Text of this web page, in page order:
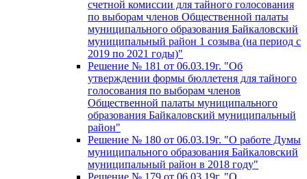
счетной комиссии для тайного голосования
по выборам членов Общественной палаты
муниципального образования Байкаловский
муниципальный район 1 созыва (на период с
2019 по 2021 годы)"
Решение № 181 от 06.03.19г. "Об
утверждении формы бюллетеня для тайного
голосования по выборам членов
Общественной палаты муниципального
образования Байкаловский муниципальный
район"
Решение № 180 от 06.03.19г. "О работе Думы
муниципального образования Байкаловский
муниципальный район в 2018 году"
Решение № 179 от 06.03.19г. "О